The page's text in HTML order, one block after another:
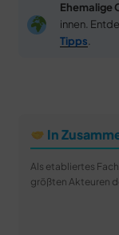
Ehemalige
innen.
Tipps.
In
Als etabliertes
größten Akteuren